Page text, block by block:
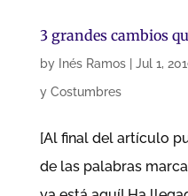
3 grandes cambios
by Inés Ramos| Jul 1,
y Costumbres
[Al final del artículo
de las palabras